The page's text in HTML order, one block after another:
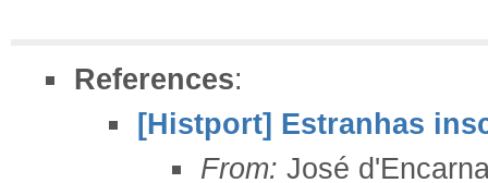
References:
[Histport] Estranhas
From: José